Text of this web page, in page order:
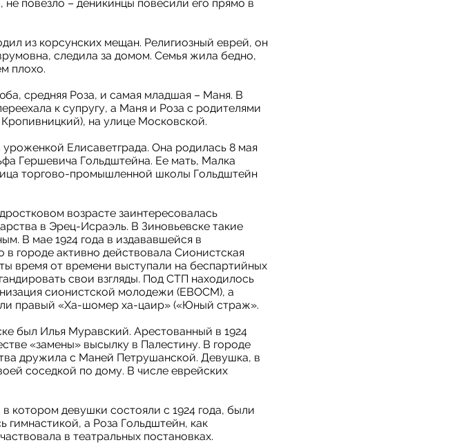
повезло – деникинцы повесили его прямо в
из корсунских мещан. Религиозный еврей, он
следила за домом. Семья жила бедно,
плохо.
средняя Роза, и самая младшая – Маня. В
к супругу, а Маня и Роза с родителями
на улице Московской.
Елисаветграда. Она родилась 8 мая
Гершевича Гольдштейна. Ее мать, Малка
торгово-промышленной школы Гольдштейн
возрасте заинтересовалась
в Эрец-Исраэль. В Зиновьевске такие
В мае 1924 года в издававшейся в
в городе активно действовала Сионистская
время от времени выступали на беспартийных
свои взгляды. Под СТП находилось
сионистской молодежи (ЕВОСМ), а
правый «Ха-шомер ха-цаир» («Юный страж».
был Илья Муравский. Арестованный в 1924
«замены» высылку в Палестину. В городе
дружила с Маней Петрушанской. Девушка, в
соседкой по дому. В числе еврейских
котором девушки состояли c 1924 года, были
а Роза Гольдштейн, как
в театральных постановках.